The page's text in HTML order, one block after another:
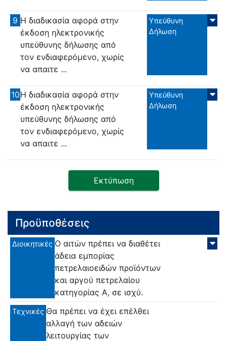
9 Η διαδικασία αφορά στην
έκδοση ηλεκτρονικής
υπεύθυνης δήλωσης από
τον ενδιαφερόμενο, χωρίς
να απαιτε ...
Υπεύθυνη
Δήλωση
10Η διαδικασία αφορά στην
έκδοση ηλεκτρονικής
υπεύθυνης δήλωσης από
τον ενδιαφερόμενο, χωρίς
να απαιτε ...
Υπεύθυνη
Δήλωση
Εκτύπωση
Προϋποθέσεις
Διοικητικές Ο αιτών πρέπει να διαθέτει
άδεια εμπορίας
πετρελαιοειδών προϊόντων
και αργού πετρελαίου
κατηγορίας Α, σε ισχύ.
Τεχνικές Θα πρέπει να έχει επέλθει
αλλαγή των αδειών
λειτουργίας των